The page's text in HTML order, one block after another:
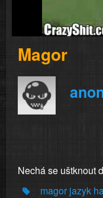
Magor
Nechá se uštknout
magor jazyk